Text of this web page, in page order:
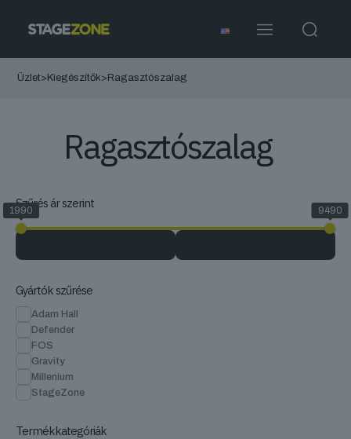
Üzlet> Kiegészítők> Ragasztószalag
Ragasztószalag
Szűrés ár szerint
1990 9490
Gyártók szűrése
Adam Hall
Defender
FOS
Gravity
Millenium
StageZone
Termékkategóriák